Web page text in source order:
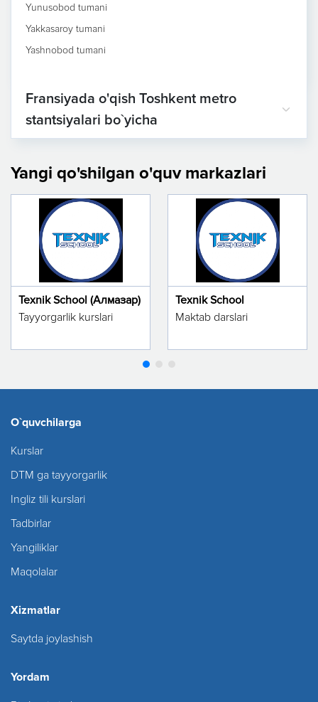
Yunusobod tumani
Yakkasaroy tumani
Yashnobod tumani
Fransiyada o'qish Toshkent metro
stantsiyalari bo`yicha
Yangi qo'shilgan o'quv markazlari
Texnik School (Алмазар)
Tayyorgarlik kurslari
Texnik School
Maktab darslari
O`quvchilarga
Kurslar
DTM ga tayyorgarlik
Ingliz tili kurslari
Tadbirlar
Yangiliklar
Maqolalar
Xizmatlar
Saytda joylashish
Yordam